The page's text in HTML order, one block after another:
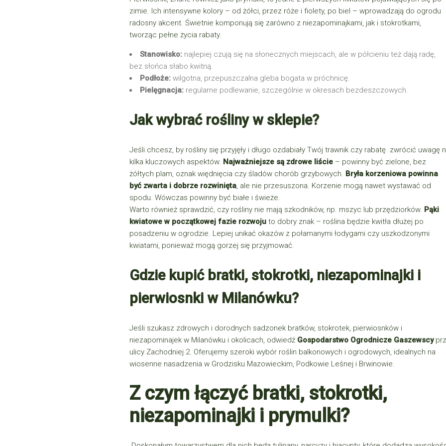
zimie. Ich intensywne kolory – od żółci, przez róże i fiolety, po biel – wprowadzają do ogrodu
radosny akcent. Świetnie komponują się zarówno z niezapominajkami, jak i stokrotkami,
tworząc pełne życia rabaty.
Stanowisko: najlepiej czują się na słonecznych miejscach, ale w półcieniu też dają radę,
bez słońca słabo kwitną.
Podłoże: wilgotna, przepuszczalna gleba bogata w próchnicę.
Pielęgnacja: regularne podlewanie, szczególnie w okresach bezdeszczowych.
Jak wybrać rośliny w sklepie?
Jeśli chcesz, by rośliny się przyjęły i długo ozdabiały Twój trawnik czy rabatę zwrócić uwagę
kilka kluczowych aspektów. Najważniejsze są zdrowe liście – powinny być zielone, bez
żółtych plam, oznak więdnięcia czy śladów chorób grzybowych. Bryła korzeniowa powinna
być zwarta i dobrze rozwinięta, ale nie przesuszona. Korzenie mogą nawet wystawać od
spodu. Wówczas powinny być białe i świeże.
Warto również sprawdzić, czy rośliny nie mają szkodników, np. mszyc lub przędziorków. Pąki
kwiatowe w początkowej fazie rozwoju to dobry znak – roślina będzie kwitła dłużej po
posadzeniu w ogrodzie. Lepiej unikać okazów z połamanymi łodygami czy uszkodzonymi
kwiatami, ponieważ mogą gorzej się przyjmować.
Gdzie kupić bratki, stokrotki, niezapominajki i
pierwiosnki w Milanówku?
Jeśli szukasz zdrowych i dorodnych sadzonek bratków, stokrotek, pierwiosnków i
niezapominajek w Milanówku i okolicach, odwiedź Gospodarstwo Ogrodnicze Gaszewscy
ulicy Zachodniej 2. Oferujemy szeroki wybór roślin balkonowych i ogrodowych, idealnych na
wiosenne nasadzenia w Grodzisku Mazowieckim, Podkowie Leśnej i Brwinowie.
Z czym łączyć bratki, stokrotki,
niezapominajki i prymulki?